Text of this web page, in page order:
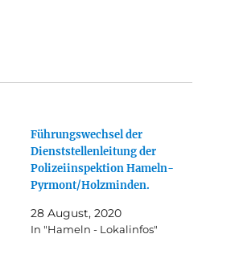
Führungswechsel der
Dienststellenleitung der
Polizeiinspektion Hameln-
Pyrmont/Holzminden.
28 August, 2020
In "Hameln - Lokalinfos"